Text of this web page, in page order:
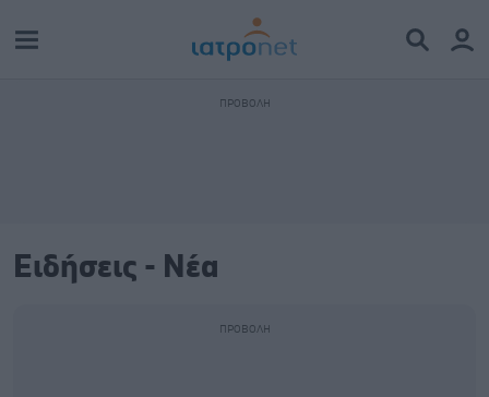
Ειδήσεις - Νέα